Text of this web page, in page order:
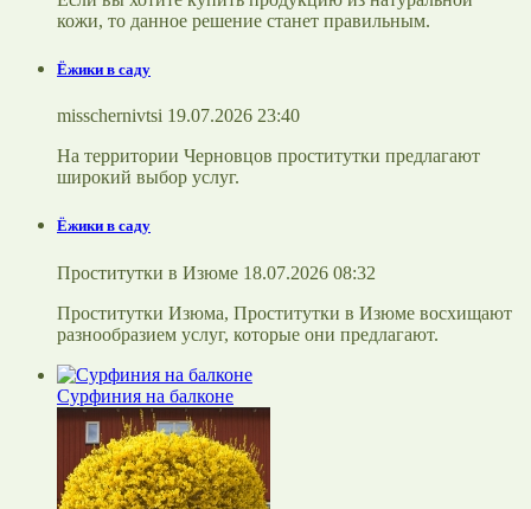
кожи, то данное решение станет правильным.
Ёжики в саду
misschernivtsi 19.07.2026 23:40
На территории Черновцов проститутки предлагают
широкий выбор услуг.
Ёжики в саду
Проститутки в Изюме 18.07.2026 08:32
Проститутки Изюма, Проститутки в Изюме восхищают
разнообразием услуг, которые они предлагают.
Сурфиния на балконе